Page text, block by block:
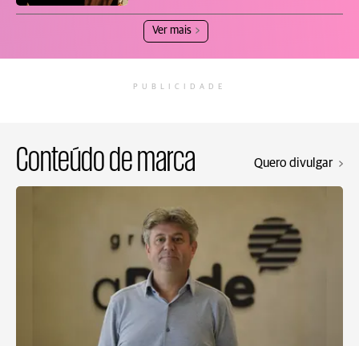
Ver mais
PUBLICIDADE
Conteúdo de marca Quero divulgar